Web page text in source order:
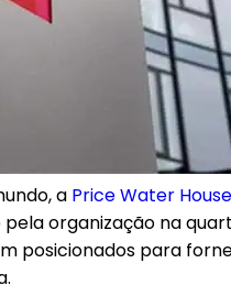
a Price Water
organização na
posicionados para